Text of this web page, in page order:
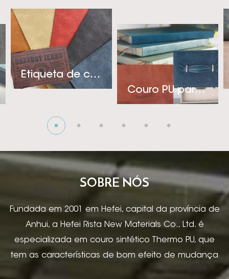
capas de menu, capa de caderno e livro, capas de
produtos eletrônicos, encadernação para caixas de
presente, caixas de vinho, caixa de joias e embalagem etc.
Etiqueta de couro PU para jeans
Couro PU para Notebook
SOBRE NÓS
Fundada em 2001 em Hefei, capital da província de
Anhui, a Hefei Rista New Materials Co., Ltd. é
especializada em couro sintético Thermo PU, que
tem as características de bom efeito de mudança
de cor, boa sensação, altas propriedades físicas,